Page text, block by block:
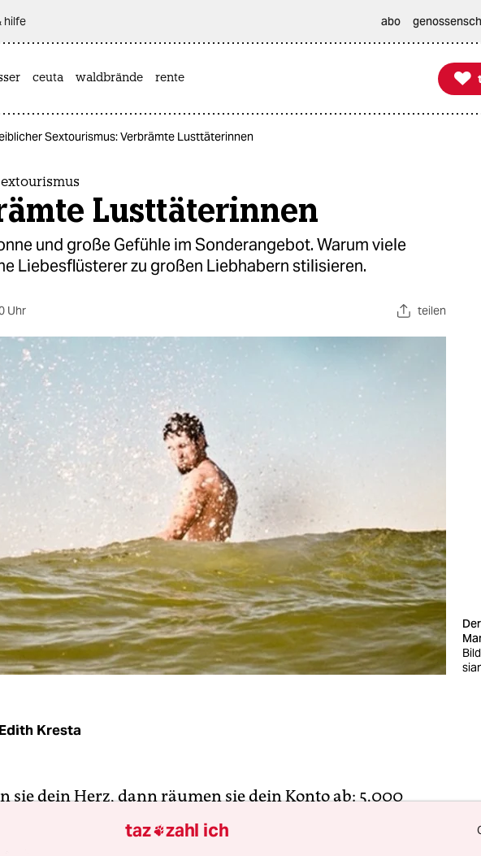
hilfe abo
ceuta waldbrände rente 
taz
Sextourismus: Verbrämte Lusttäterinnen
Lusttäterinnen
und große Gefühle im Sonderangebot. Warum viele
Liebesflüsterer zu großen Liebhabern stilisieren.
Uhr teilen
Edith Kresta
sie dein Herz, dann räumen sie dein Konto ab: 5.000
fallen jedes Jahr auf Beznesser rein", schreibt
und schickt zwei Reporterinnen auf verdeckte Recherche
taz zahl ich